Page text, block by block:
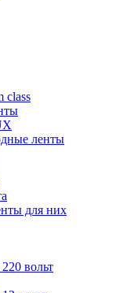
class
ленты
для них
вольт